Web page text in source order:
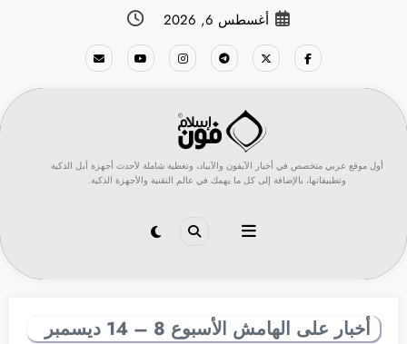
أغسطس 6, 2026
أول موقع عربي متخصص في أخبار الآيفون والآيباد، وتغطية شاملة لأحدث أجهزة أبل الذكية
وتطبيقاتها، بالإضافة إلى كل ما يهمك في عالم التقنية والأجهزة الذكية.
أخبار على الهامش الأسبوع 8 – 14 ديسمبر